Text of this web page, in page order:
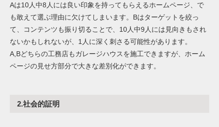
Aは10人中8人には良い印象を持ってもらえるホームページ、で
も敢えて選ぶ理由に欠けてしまいます。Bはターゲットを絞っ
て、コンテンツも振り切ることで、10人中9人には見向きもされ
ないかもしれないが、1人に深く刺さる可能性があります。
A,Bどちらの工務店もガレージハウスを施工できますが、ホーム
ページの見せ方部分で大きな差別化ができます。
2.社会的証明